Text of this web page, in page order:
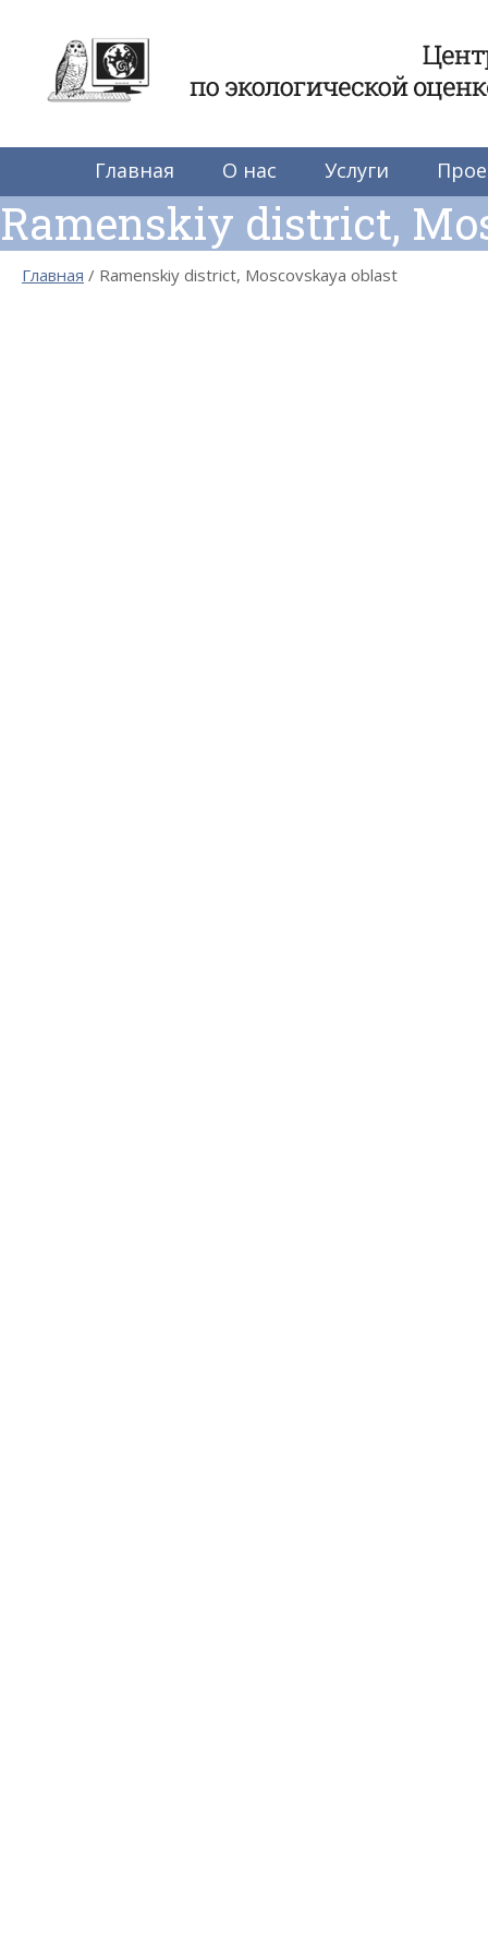
Центр по
Главная О нас Услуги
Ramenskiy district,
Главная Ramenskiy district, Moscovskaya oblast